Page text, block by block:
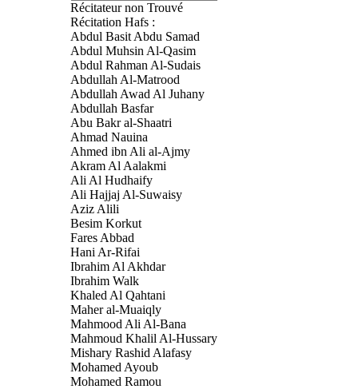
Récitateur non Trouvé
Récitation Hafs :
Abdul Basit Abdu Samad
Abdul Muhsin Al-Qasim
Abdul Rahman Al-Sudais
Abdullah Al-Matrood
Abdullah Awad Al Juhany
Abdullah Basfar
Abu Bakr al-Shaatri
Ahmad Nauina
Ahmed ibn Ali al-Ajmy
Akram Al Aalakmi
Ali Al Hudhaify
Ali Hajjaj Al-Suwaisy
Aziz Alili
Besim Korkut
Fares Abbad
Hani Ar-Rifai
Ibrahim Al Akhdar
Ibrahim Walk
Khaled Al Qahtani
Maher al-Muaiqly
Mahmood Ali Al-Bana
Mahmoud Khalil Al-Hussary
Mishary Rashid Alafasy
Mohamed Ayoub
Mohamed Ramou